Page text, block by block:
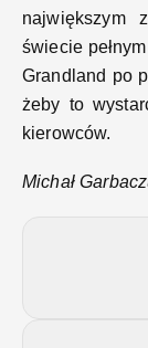
największym
świecie
Grandland po
żeby to
kierowców.
Michał